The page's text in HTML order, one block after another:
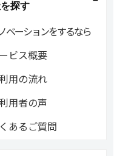
探す
ベーションをするなら
ビス概要
用の流れ
用者の声
あるご質問